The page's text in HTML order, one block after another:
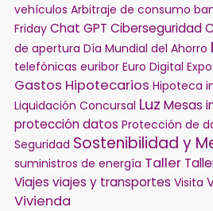
vehículos Arbitraje de consumo
Friday Chat GPT Ciberseguridad
de apertura Día Mundial del Ahorro
telefónicas euribor Euro Digital
Gastos Hipotecarios Hipoteca
Liquidación Concursal Luz Mesas
protección datos Protección de
Seguridad Sostenibilidad y
suministros de energía Taller
Viajes viajes y transportes Visita
Vivienda